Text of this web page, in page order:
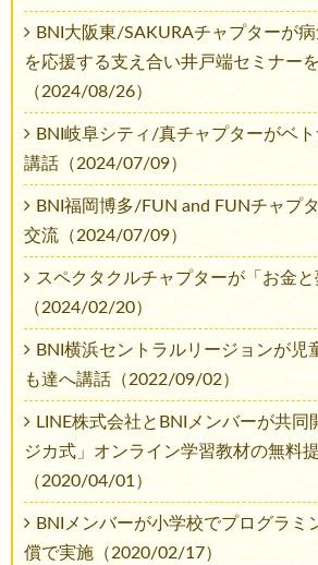
BNI大阪東/SAKURAチャプターが
を応援する支え合い井戸端セミナー
（2024/08/26）
BNI岐阜シティ/真チャプターがベ
講話（2024/07/09）
BNI福岡博多/FUN and FUNチャプ
交流（2024/07/09）
スペクタクルチャプターが「お金
（2024/02/20）
BNI横浜セントラルリージョンが児
も達へ講話（2022/09/02）
LINE株式会社とBNIメンバーが共同
ジカ式」オンライン学習教材の無料
（2020/04/01）
BNIメンバーが小学校でプログラミ
償で実施（2020/02/17）